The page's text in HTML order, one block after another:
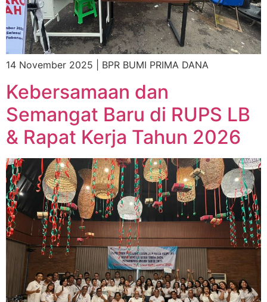
14 November 2025 | BPR BUMI PRIMA DANA
Kebersamaan dan
Semangat Baru di RUPS LB
& Rapat Kerja Tahun 2026